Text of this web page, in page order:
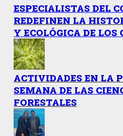
ESPECIALISTAS DEL
REDEFINEN LA
Y ECOLÓGICA DE LOS
ACTIVIDADES EN LA
SEMANA DE LAS
FORESTALES